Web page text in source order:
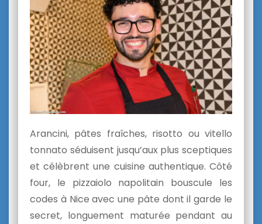
Arancini, pâtes fraîches, risotto ou vitello
tonnato séduisent jusqu’aux plus sceptiques
et célèbrent une cuisine authentique. Côté
four, le pizzaiolo napolitain bouscule les
codes à Nice avec une pâte dont il garde le
secret, longuement maturée pendant au